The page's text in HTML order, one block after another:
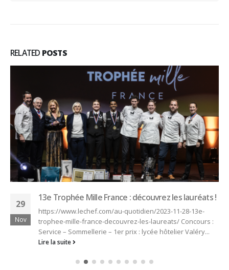
RELATED POSTS
29
Nov
13e Trophée Mille France : découvrez les lauréats !
https://www.lechef.com/au-quotidien/2023-11-28-13e-
trophee-mille-france-decouvrez-les-laureats/ Concours :
Service – Sommellerie – 1er prix : lycée hôtelier Valéry...
Lire la suite